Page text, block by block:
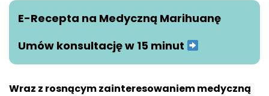
E-Recepta na Medyczną Marihuanę
Umów konsultację w 15 minut
Wraz z rosnącym zainteresowaniem medyczną